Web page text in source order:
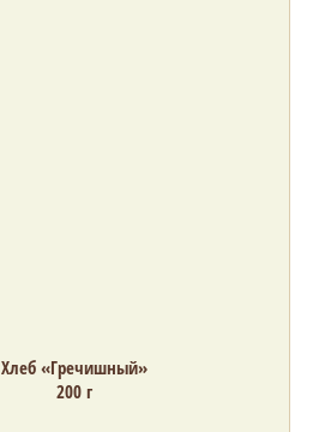
Хлеб «Гречишный»
200 г